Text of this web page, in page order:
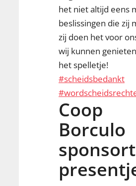
het niet altijd eens
beslissingen die zij
zij doen het voor
wij kunnen
het spelletje!
#scheidsbedankt
Coop
Borculo
sponsort